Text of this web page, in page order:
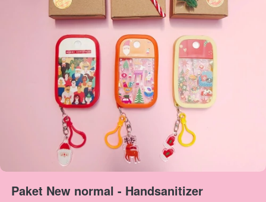
Paket New normal - Handsanitizer